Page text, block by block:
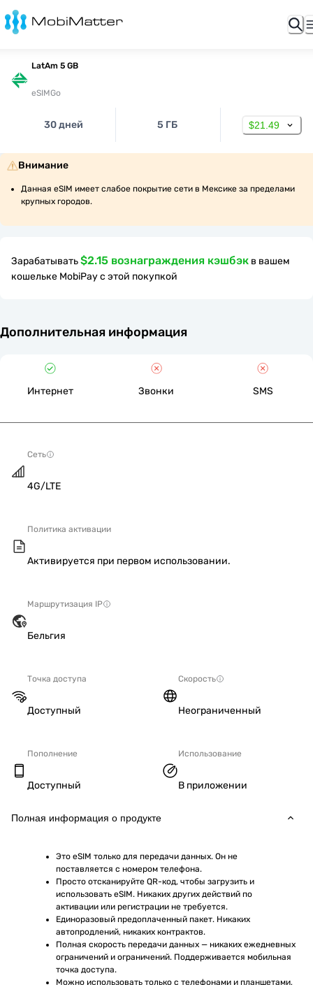
LatAm 5 GB
eSIMGo
30 дней 5 ГБ $21.49
Внимание
Данная eSIM имеет слабое покрытие сети в Мексике за пределами
крупных городов.
Зарабатывать$2.15 вознаграждения кэшбэк в вашем
кошельке MobiPay с этой покупкой
Дополнительная информация
Интернет Звонки SMS
Сеть
4G/LTE
Политика активации
Активируется при первом использовании.
Маршрутизация IP
Бельгия
Точка доступа
Доступный
Скорость
Неограниченный
Пополнение
Доступный
Использование
В приложении
Полная информация о продукте
Это eSIM только для передачи данных. Он не
поставляется с номером телефона.
Просто отсканируйте QR-код, чтобы загрузить и
использовать eSIM. Никаких других действий по
активации или регистрации не требуется.
Единоразовый предоплаченный пакет. Никаких
автопродлений, никаких контрактов.
Полная скорость передачи данных — никаких ежедневных
ограничений и ограничений. Поддерживается мобильная
точка доступа.
Можно использовать только с телефонами и планшетами,